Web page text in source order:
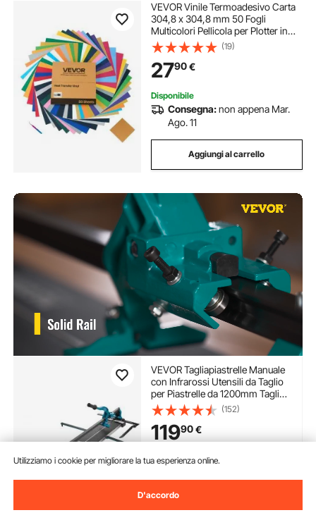
VEVOR Vinile Termoadesivo Carta
304,8 x 304,8 mm 50 Fogli
Multicolori Pellicola per Plotter in
Vinile a Trasferimento Termico per
Macchine da Taglio, Pellicola
Termoadesiva per Magliette,
Cappelli
(19)
2790€
Disponibile
Consegna:non appena Mar.
Ago. 11
Aggiungi al carrello
VEVOR Tagliapiastrelle Manuale
con Infrarossi Utensili da Taglio
per Piastrelle da 1200mm Taglia
Mattonelle a Mano Gres
Ceramica Porcellanata Spessore
di Taglio 4-15mm Larghezza di
Taglio Minima 25mm
(152)
11990€
Disponibile
Utilizziamo i cookie per migliorare la tua esperienza online.
D'accordo